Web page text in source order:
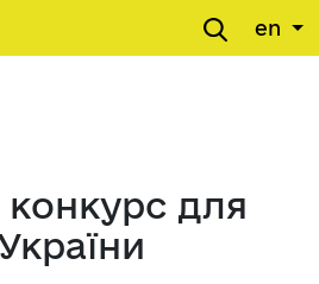
en
конкурс для